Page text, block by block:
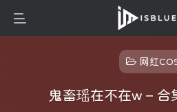
网红
鬼畜瑶在不在w – 合